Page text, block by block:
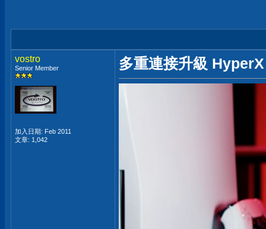
vostro
Senior Member
加入日期: Feb 2011
文章: 1,042
多重連接升級